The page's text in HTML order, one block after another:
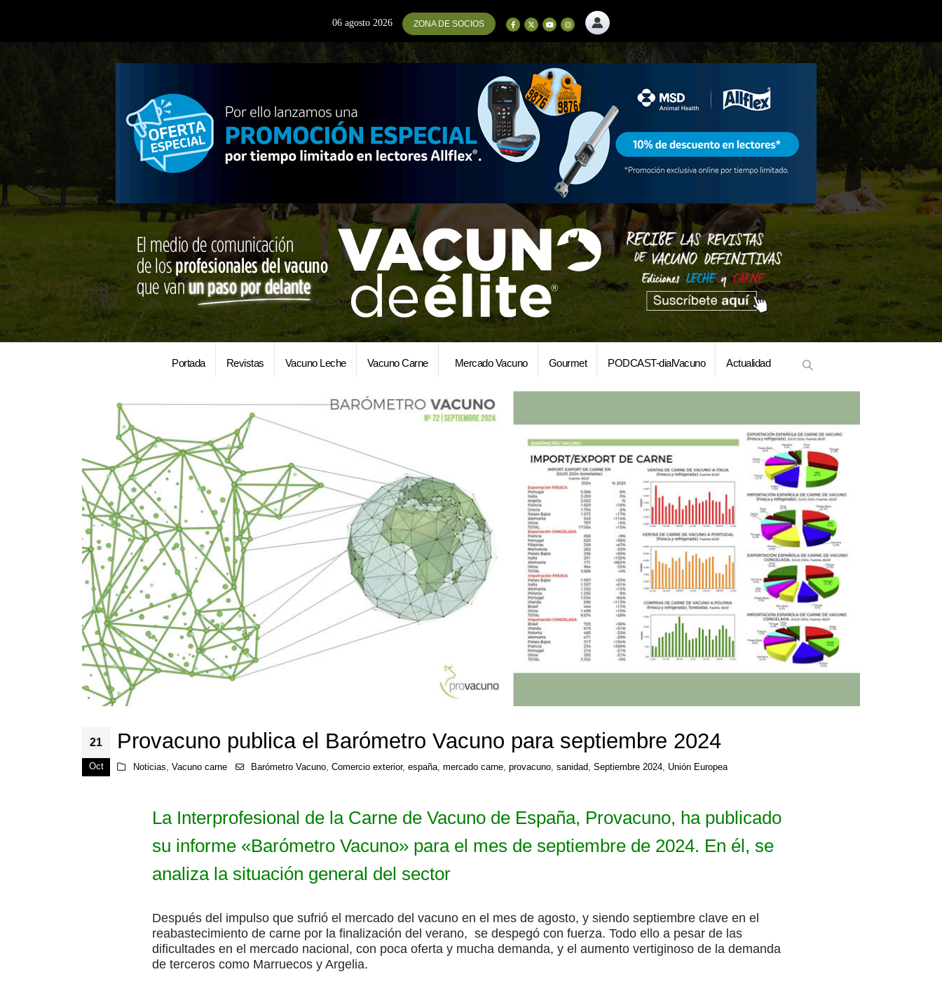
06 agosto 2026 ZONA DE SOCIOS
Portada Revistas Vacuno Leche Vacuno Carne Mercado Vacuno Gourmet PODCAST-dialVacuno Actualidad
21
Oct
Provacuno publica el Barómetro Vacuno para septiembre 2024
Noticias, Vacuno carne Barómetro Vacuno,Comercio exterior,españa,mercado carne,provacuno,sanidad,Septiembre 2024, Unión Europea
La Interprofesional de la Carne de Vacuno de España, Provacuno, ha publicado
su informe «Barómetro Vacuno» para el mes de septiembre de 2024. En él, se
analiza la situación general del sector
Después del impulso que sufrió el mercado del vacuno en el mes de agosto, y siendo septiembre clave en el
reabastecimiento de carne por la finalización del verano, se despegó con fuerza. Todo ello a pesar de las
dificultades en el mercado nacional, con poca oferta y mucha demanda, y el aumento vertiginoso de la demanda
de terceros como Marruecos y Argelia.